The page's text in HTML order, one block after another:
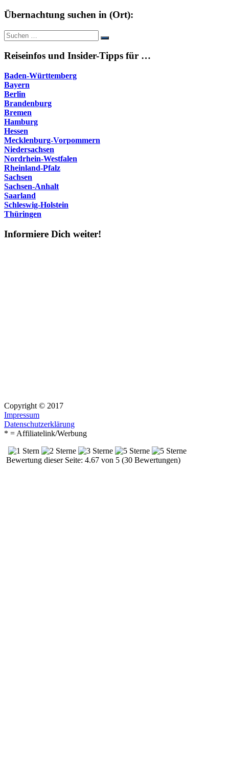
Übernachtung suchen in (Ort):
Suche
nach:
Suchen
Reiseinfos und Insider-Tipps für …
Baden-Württemberg
Bayern
Berlin
Brandenburg
Bremen
Hamburg
Hessen
Mecklenburg-Vorpommern
Niedersachsen
Nordrhein-Westfalen
Rheinland-Pfalz
Sachsen
Sachsen-Anhalt
Saarland
Schleswig-Holstein
Thüringen
Informiere Dich weiter!
Copyright © 2017
Impressum
Datenschutzerklärung
* = Affiliatelink/Werbung
Bewertung dieser Seite: 4.67 von 5 (30 Bewertungen)